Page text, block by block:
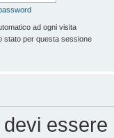
ad ogni visita
stato per questa sessione